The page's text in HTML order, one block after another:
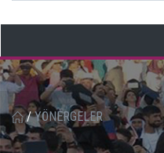
/ YÖNERGELER